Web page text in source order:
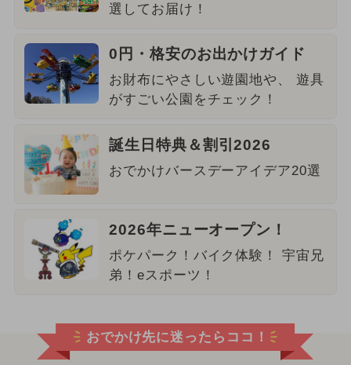
選してお届け！
0円・格安のお出かけガイド
お財布にやさしい遊園地や、 遊具
がすごい公園をチェック！
誕生日特典＆割引2026
おでかけバースデーアイデア20選
2026年ニューオープン！
ポケパーク！バイク体験！ 宇宙兄
弟！eスポーツ！
おでかけ先に迷ったらココ！